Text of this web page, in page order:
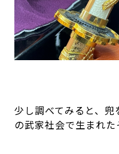
少し調べてみると、
の武家社会で生まれた